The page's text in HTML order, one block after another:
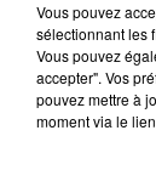
1er décembre
LES INFOS
07H00
Vous pouvez
sélectionnant les
Vous pouvez
accepter". Vos
pouvez mettre à
moment via le